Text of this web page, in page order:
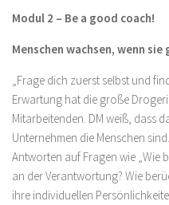
Modul 2 – Be a good coach!
Menschen wachsen, wenn
„Frage dich zuerst selbst und
Erwartung hat die große
Mitarbeitenden. DM weiß, dass
Unternehmen die Menschen
Antworten auf Fragen wie „Wie
an der Verantwortung? Wie
ihre individuellen